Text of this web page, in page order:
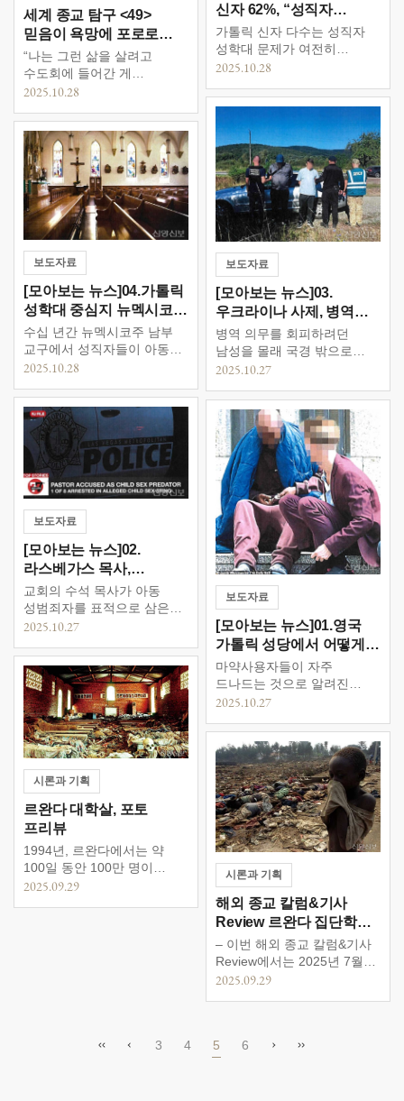
세계 종교 탐구 <49>
믿음이 욕망에 포로로
잡힐 때 ①
“나는 그런 삶을 살려고
수도회에 들어간 게
아니었습니다. 나는 하느님을
학대는 철저히 계획되고
조직된 것이었습니다. 내가
아직 견습 수녀였을 때, 영성
지도 신부와 성관계를 해야
한다는 것을 알게
되었습니다. 그래야만 수녀
서약 준비를 도와준다는
것이었습니다. 신부는 나를
도와주는 조건으로 성관계를
요구했습니다. “네가
서약하려면 내가 도와줄게.
대신 넌 구원을 위해
노력해야 해” 내가 […]
2025.10.28
신자 62%, “성직자
성학대는 현재 진행형”
가톨릭 신자 다수는 성직자
성학대 문제가 여전히
해결되지 않았다고 믿는
2025.10.28
보도자료
[모아보는 뉴스]04.가톨릭
성학대 중심지 뉴멕시코,
악의적 학대 추가
수십 년간 뉴멕시코주 남부
교구에서 성직자들이 아동을
성적으로 학대했다는 혐의를
2025.10.28
보도자료
[모아보는 뉴스]03.
우크라이나 사제, 병역
대상자 도피 시도 적발
병역 의무를 회피하려던
남성을 몰래 국경 밖으로
빼내려 한 우크라이나 정교회
2025.10.27
보도자료
[모아보는 뉴스]02.
라스베가스 목사,
아동성범죄 함정 수사로
체포
교회의 수석 목사가 아동
성범죄자를 표적으로 삼은
함정 수사를 통해 체포됐다.
2025.10.27
보도자료
[모아보는 뉴스]01.영국
가톨릭 성당에서 어떻게
마약이 판매되는가?
마약사용자들이 자주
드나드는 것으로 알려진
웨스트민스터 대성당
목격되었으며, 대낮에도 마약
거래가 이루어지고 있었다.
영국 최대의 가톨릭교회인
웨스트민스터 대성당이 성당
내외부에서 이루어지는 마약
거래로 몸살을 앓고 있다.
영국 데일리메일은 최근 몇
달 동안 대성당과 그
주변에서 코카인, 헤로인,
합성마약 등 다양한 1급
마약을 거래하는 범죄자들이
넘쳐난다고 보도했다. 심지어
범죄가 더욱 확대되면서
대성당 내부에서, […]
2025.10.27
시론과 기획
르완다 대학살, 포토
프리뷰
1994년, 르완다에서는 약
100일 동안 100만 명이
사망한 20세기 말 최악의
2025.09.29
시론과 기획
해외 종교 칼럼&기사
Review 르완다 집단학살,
벨기에 가톨릭 사제와
대량학살의 신학<1>
– 이번 해외 종교 칼럼&기사
Review에서는 2025년 7월
24일 르완다 일간지
소개하기 전, 칼럼의 배경이
2025.09.29
3 4 5 6